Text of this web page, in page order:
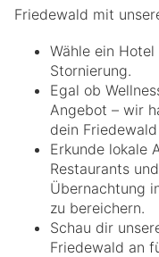
Friedewald mit
Wähle ein
Stornierung.
Egal ob
Angebot – wir
dein
Erkunde lokale
Restaurants
Übernachtung
zu bereichern.
Schau dir
Friedewald an